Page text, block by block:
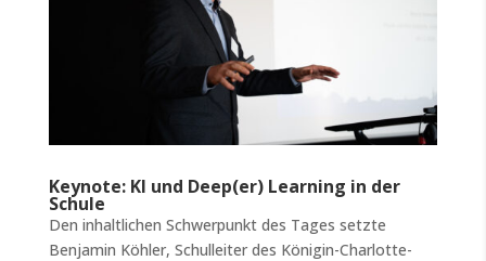
Keynote: KI und Deep(er) Learning in der
Schule
Den inhaltlichen Schwerpunkt des Tages setzte
Benjamin Köhler, Schulleiter des Königin-Charlotte-